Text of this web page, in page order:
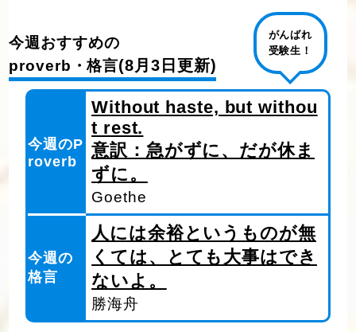
今週おすすめの
proverb・格言(8月3日更新)
がんばれ
受験生！
今週のP
roverb
Without haste, but withou
t rest.
意訳：急がずに、だが休ま
ずに。
Goethe
今週の
格言
人には余裕というものが無
くては、とても大事はでき
ないよ。
勝海舟